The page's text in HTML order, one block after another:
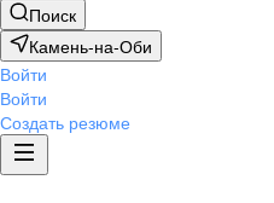
Поиск
Камень-на-Оби
Войти
Войти
Создать резюме